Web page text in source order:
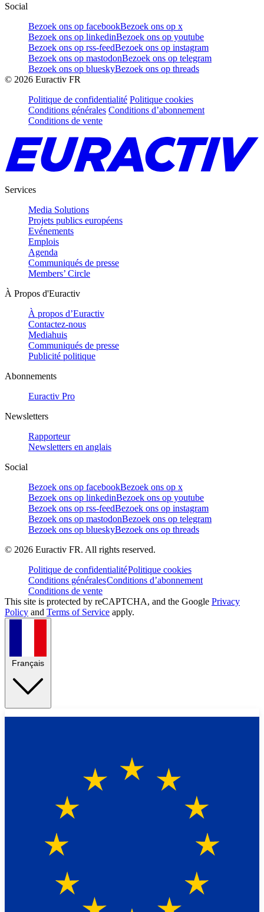
Social
Bezoek ons op facebookBezoek ons op x
Bezoek ons op linkedinBezoek ons op youtube
Bezoek ons op rss-feedBezoek ons op instagram
Bezoek ons op mastodonBezoek ons op telegram
Bezoek ons op blueskyBezoek ons op threads
© 2026 Euractiv FR
Politique de confidentialité Politique cookies
Conditions générales Conditions d’abonnement
Conditions de vente
Services
Media Solutions
Projets publics européens
Evénements
Emplois
Agenda
Communiqués de presse
Members’ Circle
À Propos d'Euractiv
À propos d’Euractiv
Contactez-nous
Mediahuis
Communiqués de presse
Publicité politique
Abonnements
Euractiv Pro
Newsletters
Rapporteur
Newsletters en anglais
Social
Bezoek ons op facebookBezoek ons op x
Bezoek ons op linkedinBezoek ons op youtube
Bezoek ons op rss-feedBezoek ons op instagram
Bezoek ons op mastodonBezoek ons op telegram
Bezoek ons op blueskyBezoek ons op threads
© 2026 Euractiv FR. All rights reserved.
Politique de confidentialitéPolitique cookies
Conditions généralesConditions d’abonnement
Conditions de vente
This site is protected by reCAPTCHA, and the Google Privacy
Policy and Terms of Service apply.
Français